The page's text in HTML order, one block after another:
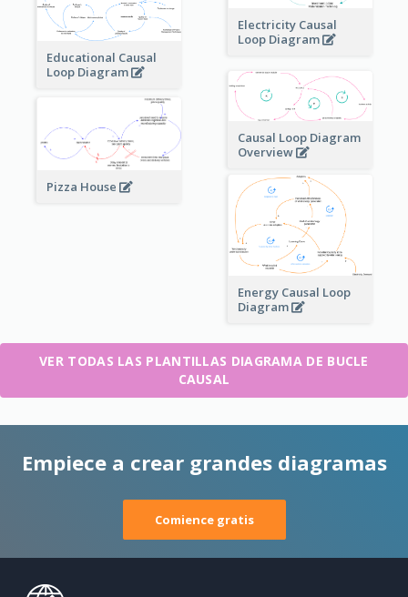
Electricity Causal
Loop Diagram
Educational Causal
Loop Diagram
Causal Loop Diagram
Overview
Pizza House
Energy Causal Loop
Diagram
VER TODAS LAS PLANTILLAS DIAGRAMA DE BUCLE
CAUSAL
Empiece a crear grandes diagramas
Comience gratis